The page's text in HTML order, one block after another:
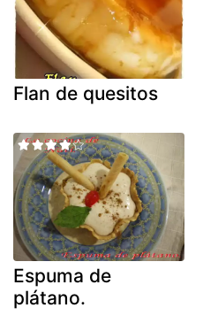
Flan de quesitos
Espuma de
plátano.